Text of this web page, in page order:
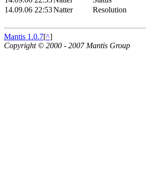
14.09.06 22:53Natter Resolution
Mantis 1.0.7[^]
Copyright © 2000 - 2007 Mantis Group